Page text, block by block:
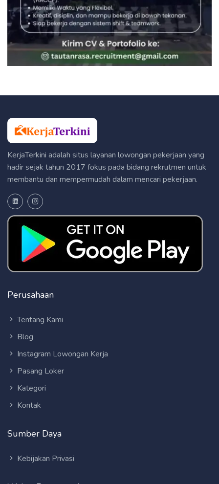
KerjaTerkini adalah situs layanan lowongan pekerjaan yang
hadir sejak tahun 2017 fokus pada bidang rekrutmen untuk
membantu dan mempermudah dalam mencari pekerjaan.
Perusahaan
Tentang Kami
Blog
Instagram Lowongan Kerja
Pasang Loker
Kategori
Kontak
Sumber Daya
Kebijakan Privasi